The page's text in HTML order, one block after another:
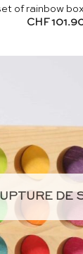
of rainbow
CHF
DE